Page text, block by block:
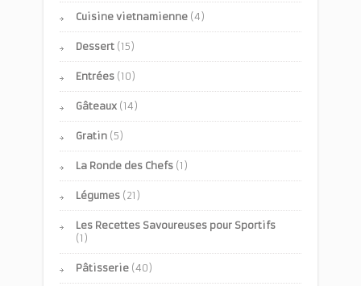
Cuisine vietnamienne (4)
Dessert (15)
Entrées (10)
Gâteaux (14)
Gratin (5)
La Ronde des Chefs (1)
Légumes (21)
Les Recettes Savoureuses pour Sportifs
(1)
Pâtisserie (40)